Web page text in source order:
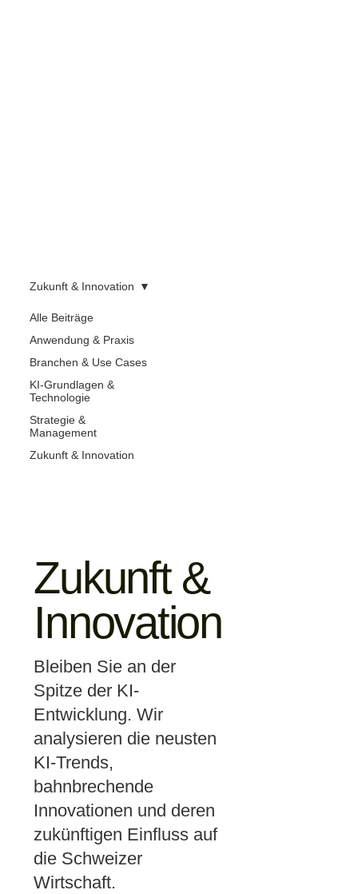
Alle Beiträge
Anwendung & Praxis
Branchen & Use Cases
KI-Grundlagen &
Technologie
Strategie &
Management
Zukunft & Innovation
Zukunft & Innovation
Zukunft &
Innovation
Bleiben Sie an der
Spitze der KI-
Entwicklung. Wir
analysieren die neusten
KI-Trends,
bahnbrechende
Innovationen und deren
zukünftigen Einfluss auf
die Schweizer
Wirtschaft.